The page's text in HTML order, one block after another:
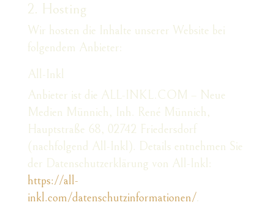
2. Hosting
Wir hosten die Inhalte unserer Website bei
folgendem Anbieter:
All-Inkl
Anbieter ist die ALL-INKL.COM – Neue
Medien Münnich, Inh. René Münnich,
Hauptstraße 68, 02742 Friedersdorf
(nachfolgend All-Inkl). Details entnehmen Sie
der Datenschutzerklärung von All-Inkl:
https://all-
inkl.com/datenschutzinformationen/.